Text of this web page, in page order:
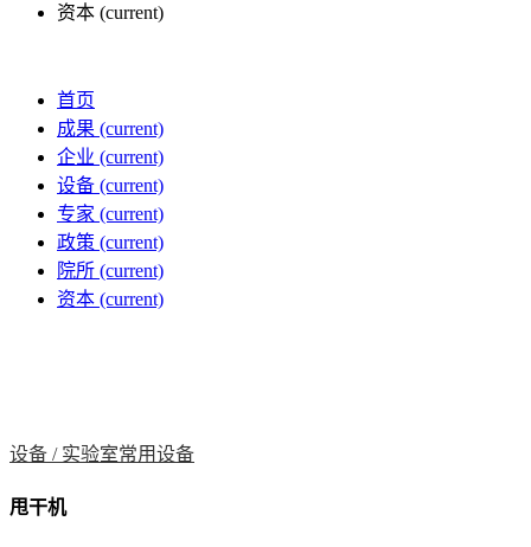
资本 (current)
首页
成果 (current)
企业 (current)
设备 (current)
专家 (current)
政策 (current)
院所 (current)
资本 (current)
设备 / 实验室常用设备
甩干机